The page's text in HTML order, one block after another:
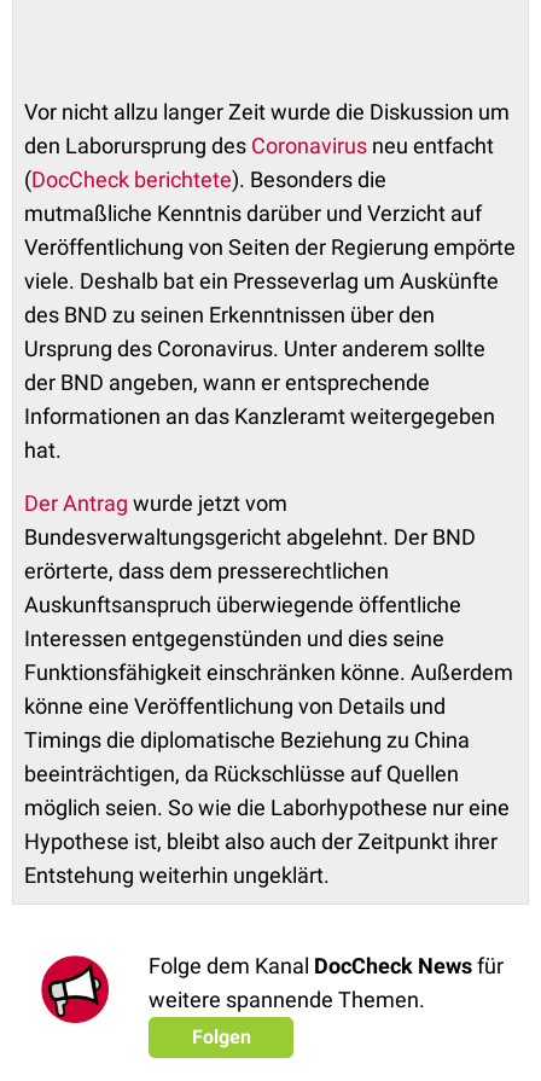
Vor nicht allzu langer Zeit wurde die Diskussion um
den Laborursprung des Coronavirus neu entfacht
(DocCheck berichtete). Besonders die
mutmaßliche Kenntnis darüber und Verzicht auf
Veröffentlichung von Seiten der Regierung empörte
viele. Deshalb bat ein Presseverlag um Auskünfte
des BND zu seinen Erkenntnissen über den
Ursprung des Coronavirus. Unter anderem sollte
der BND angeben, wann er entsprechende
Informationen an das Kanzleramt weitergegeben
hat.
Der Antrag wurde jetzt vom
Bundesverwaltungsgericht abgelehnt. Der BND
erörterte, dass dem presserechtlichen
Auskunftsanspruch überwiegende öffentliche
Interessen entgegenstünden und dies seine
Funktionsfähigkeit einschränken könne. Außerdem
könne eine Veröffentlichung von Details und
Timings die diplomatische Beziehung zu China
beeinträchtigen, da Rückschlüsse auf Quellen
möglich seien. So wie die Laborhypothese nur eine
Hypothese ist, bleibt also auch der Zeitpunkt ihrer
Entstehung weiterhin ungeklärt.
Folge dem Kanal DocCheck Newsfür
weitere spannende Themen.
Folgen